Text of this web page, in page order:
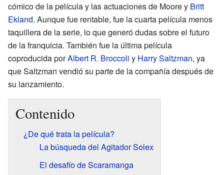
cómico de la película y las actuaciones de Moore y Britt
Ekland. Aunque fue rentable, fue la cuarta película menos
taquillera de la serie, lo que generó dudas sobre el futuro
de la franquicia. También fue la última película
coproducida porAlbert R. Broccoli y Harry Saltzman, ya
que Saltzman vendió su parte de la compañía después de
su lanzamiento.
Contenido
¿De qué trata la película?
La búsqueda del Agitador Solex
El desafío de Scaramanga